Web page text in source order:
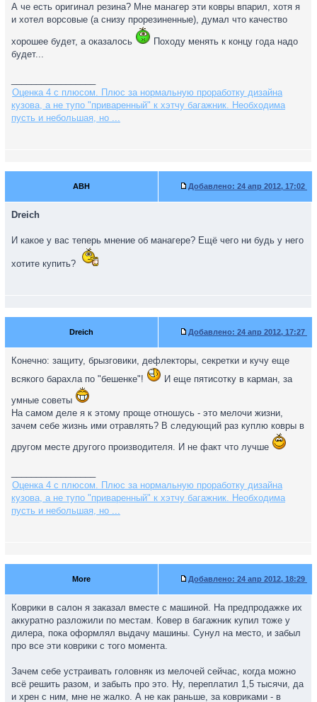
А че есть оригинал резина? Мне манагер эти ковры впарил, хотя я
и хотел ворсовые (а снизу прорезиненные), думал что качество
хорошее будет, а оказалось
Походу менять к концу года надо
будет...
Оценка 4 с плюсом. Плюс за нормальную проработку дизайна
кузова, а не тупо "приваренный" к хэтчу багажник. Необходима
пусть и небольшая, но ...
ABH Добавлено: 24 апр 2012, 17:02
Dreich
И какое у вас теперь мнение об манагере? Ещё чего ни будь у него
хотите купить?
Dreich Добавлено: 24 апр 2012, 17:27
Конечно: защиту, брызговики, дефлекторы, секретки и кучу еще
всякого барахла по "бешенке"!
И еще пятисотку в карман, за
умные советы
На самом деле я к этому проще отношусь - это мелочи жизни,
зачем себе жизнь ими отравлять? В следующий раз куплю ковры в
другом месте другого производителя. И не факт что лучше
Оценка 4 с плюсом. Плюс за нормальную проработку дизайна
кузова, а не тупо "приваренный" к хэтчу багажник. Необходима
пусть и небольшая, но ...
More Добавлено: 24 апр 2012, 18:29
Коврики в салон я заказал вместе с машиной. На предпродажке их
аккуратно разложили по местам. Ковер в багажник купил тоже у
дилера, пока оформлял выдачу машины. Сунул на место, и забыл
про все эти коврики с того момента.
Зачем себе устраивать головняк из мелочей сейчас, когда можно
всё решить разом, и забыть про это. Ну, переплатил 1,5 тысячи, да
и хрен с ним, мне не жалко. А не как раньше, за ковриками - в